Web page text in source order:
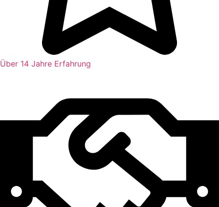
Über 14 Jahre Erfahrung